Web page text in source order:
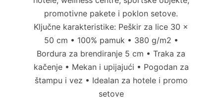
promotivne pakete i poklon setove.
Ključne karakteristike: Peškir za lice 30 ×
50 cm • 100% pamuk • 380 g/m2 •
Bordura za brendiranje 5 cm • Traka za
kačenje • Mekan i upijajući • Pogodan za
štampu i vez • Idealan za hotele i promo
setove